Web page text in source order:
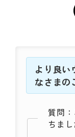
より良い
なさまの
質問
ちま